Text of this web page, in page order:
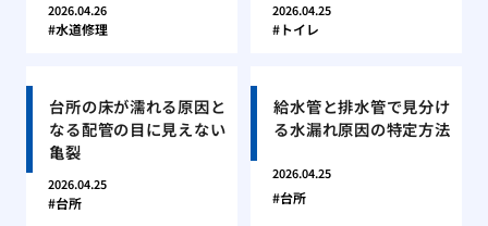
2026.04.26
水道修理
2026.04.25
トイレ
台所の床が濡れる原因と
なる配管の目に見えない
亀裂
2026.04.25
台所
給水管と排水管で見分け
る水漏れ原因の特定方法
2026.04.25
台所